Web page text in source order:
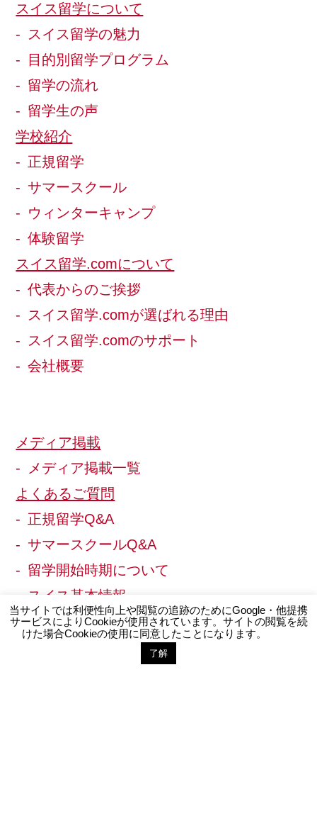
スイス留学について
スイス留学の魅力
目的別留学プログラム
留学の流れ
留学生の声
学校紹介
正規留学
サマースクール
ウィンターキャンプ
体験留学
スイス留学.comについて
代表からのご挨拶
スイス留学.comが選ばれる理由
スイス留学.comのサポート
会社概要
メディア掲載
メディア掲載一覧
よくあるご質問
正規留学Q&A
サマースクールQ&A
留学開始時期について
スイス基本情報
スイス留学基本情報
学校訪問に便利なお勧めのホテル
当サイトでは利便性向上や閲覧の追跡のためにGoogle・他提携
サービスによりCookieが使用されています。サイトの閲覧を続
けた場合Cookieの使用に同意したことになります。
了解